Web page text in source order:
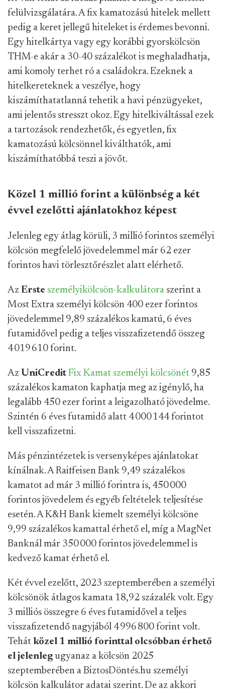
felülvizsgálatára. A fix kamatozású hitelek mellett
pedig a keret jellegű hiteleket is érdemes bevonni.
Egy hitelkártya vagy egy korábbi gyorskölcsön
THM-e akár a 30-40 százalékot is meghaladhatja,
ami komoly terhet ró a családokra. Ezeknek a
hitelkereteknek a veszélye, hogy
kiszámíthatatlanná tehetik a havi pénzügyeket,
ami jelentős stresszt okoz. Egy hitelkiváltással ezek
a tartozások rendezhetők, és egyetlen, fix
kamatozású kölcsönnel kiválthatók, ami
kiszámíthatóbbá teszi a jövőt.
Közel 1 millió forint a különbség a két
évvel ezelőtti ajánlatokhoz képest
Jelenleg egy átlag körüli, 3 millió forintos személyi
kölcsön megfelelő jövedelemmel már 62 ezer
forintos havi törlesztőrészlet alatt elérhető.
Az Erste személyikölcsön-kalkulátora szerint a
Most Extra személyi kölcsön 400 ezer forintos
jövedelemmel 9,89 százalékos kamatú, 6 éves
futamidővel pedig a teljes visszafizetendő összeg
4 019 610 forint.
Az UniCredit Fix Kamat személyi kölcsönét 9,85
százalékos kamaton kaphatja meg az igénylő, ha
legalább 450 ezer forint a leigazolható jövedelme.
Szintén 6 éves futamidő alatt 4 000 144 forintot
kell visszafizetni.
Más pénzintézetek is versenyképes ajánlatokat
kínálnak. A Raiffeisen Bank 9,49 százalékos
kamatot ad már 3 millió forintra is, 450 000
forintos jövedelem és egyéb feltételek teljesítése
esetén. A K&H Bank kiemelt személyi kölcsöne
9,99 százalékos kamattal érhető el, míg a MagNet
Banknál már 350 000 forintos jövedelemmel is
kedvező kamat érhető el.
Két évvel ezelőtt, 2023 szeptemberében a személyi
kölcsönök átlagos kamata 18,92 százalék volt. Egy
3 milliós összegre 6 éves futamidővel a teljes
visszafizetendő nagyjából 4 996 800 forint volt.
Tehát közel 1 millió forinttal olcsóbban érhető
el jelenleg ugyanaz a kölcsön 2025
szeptemberében a BiztosDöntés.hu személyi
kölcsön kalkulátor adatai szerint. De az akkori